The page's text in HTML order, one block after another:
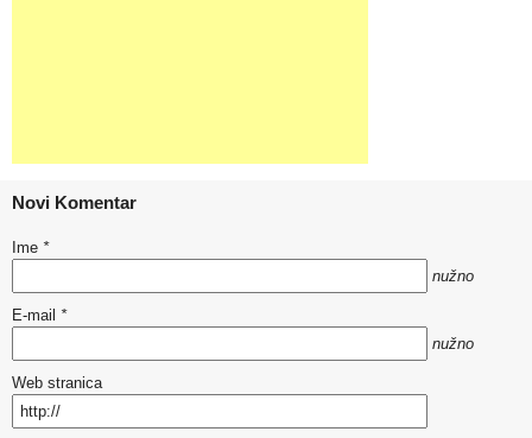
Novi Komentar
Ime *
nužno
E-mail *
nužno
Web stranica